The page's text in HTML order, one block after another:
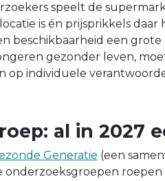
speelt de
is én prijsprikkels
beschikbaarheid een
gezonder leven,
op individuele
al in 2027
Generatie (een
onderzoeksgroepen